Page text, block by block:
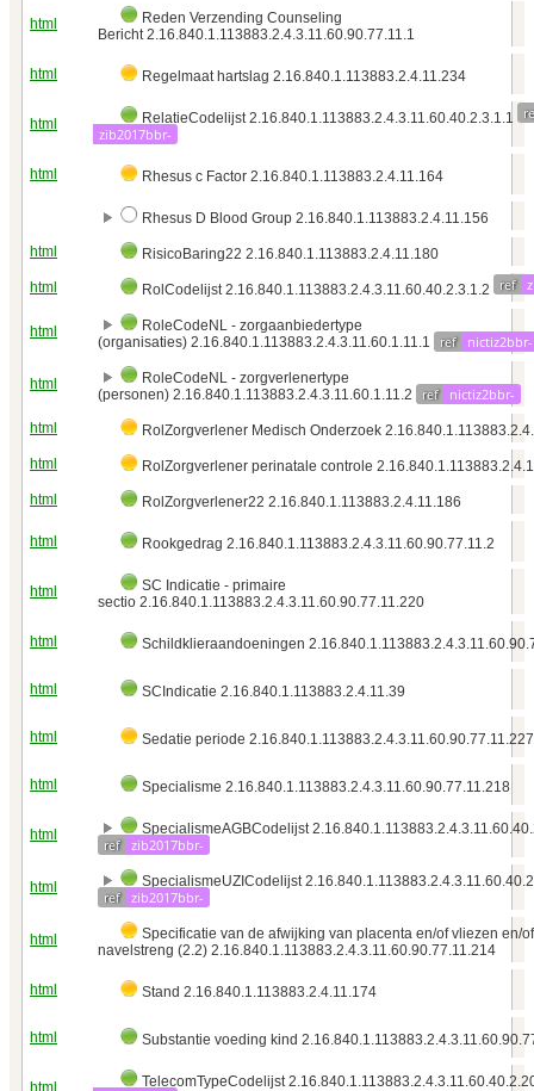
html
Reden Verzending Counseling
Bericht 2.16.840.1.113883.2.4.3.11.60.90.77.11.1
html Regelmaat hartslag 2.16.840.1.113883.2.4.11.234
html RelatieCodelijst 2.16.840.1.113883.2.4.3.11.60.40.2.3.1.1
zib2017bbr-
html Rhesus c Factor 2.16.840.1.113883.2.4.11.164
Rhesus D Blood Group 2.16.840.1.113883.2.4.11.156
html
RisicoBaring22 2.16.840.1.113883.2.4.11.180
html
RolCodelijst 2.16.840.1.113883.2.4.3.11.60.40.2.3.1.2 ref
html
RoleCodeNL - zorgaanbiedertype
(organisaties) 2.16.840.1.113883.2.4.3.11.60.1.11.1
ref nictiz2bbr-
html
RoleCodeNL - zorgverlenertype
(personen) 2.16.840.1.113883.2.4.3.11.60.1.11.2
ref nictiz2bbr-
html
RolZorgverlener Medisch Onderzoek
html
RolZorgverlener perinatale controle
html
RolZorgverlener22 2.16.840.1.113883.2.4.11.186
html Rookgedrag 2.16.840.1.113883.2.4.3.11.60.90.77.11.2
html
SC Indicatie - primaire
sectio 2.16.840.1.113883.2.4.3.11.60.90.77.11.220
html Schildklieraandoeningen
html SCIndicatie 2.16.840.1.113883.2.4.11.39
html Sedatie periode 2.16.840.1.113883.2.4.3.11.60.90.77.11.227
html Specialisme 2.16.840.1.113883.2.4.3.11.60.90.77.11.218
html SpecialismeAGBCodelijst
ref zib2017bbr-
html SpecialismeUZICodelijst
ref zib2017bbr-
html
Specificatie van de afwijking van placenta en/of vliezen en/of
navelstreng (2.2) 2.16.840.1.113883.2.4.3.11.60.90.77.11.214
html Stand 2.16.840.1.113883.2.4.11.174
html Substantie voeding kind
html TelecomTypeCodelijst